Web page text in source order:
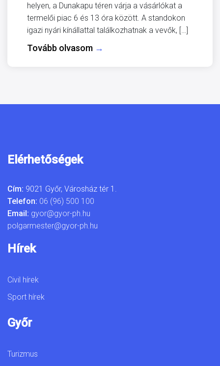
helyen, a Dunakapu téren várja a vásárlókat a
termelői piac 6 és 13 óra között. A standokon
igazi nyári kínállattal találkozhatnak a vevők, […]
Tovább olvasom →
Elérhetőségek
Cím: 9021 Győr, Városház tér 1.
Telefon: 06 (96) 500 100
Email: gyor@gyor-ph.hu
polgarmester@gyor-ph.hu
Hírek
Civil hírek
Sport hírek
Győr
Turizmus